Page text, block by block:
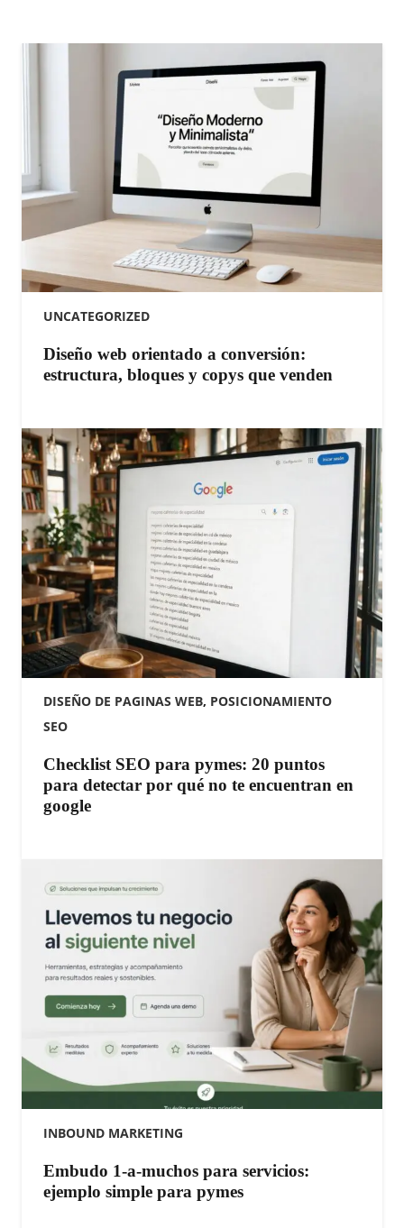
UNCATEGORIZED
Diseño web orientado a conversión:
estructura, bloques y copys que venden
DISEÑO DE PAGINAS WEB, POSICIONAMIENTO
SEO
Checklist SEO para pymes: 20 puntos
para detectar por qué no te encuentran en
google
INBOUND MARKETING
Embudo 1-a-muchos para servicios:
ejemplo simple para pymes